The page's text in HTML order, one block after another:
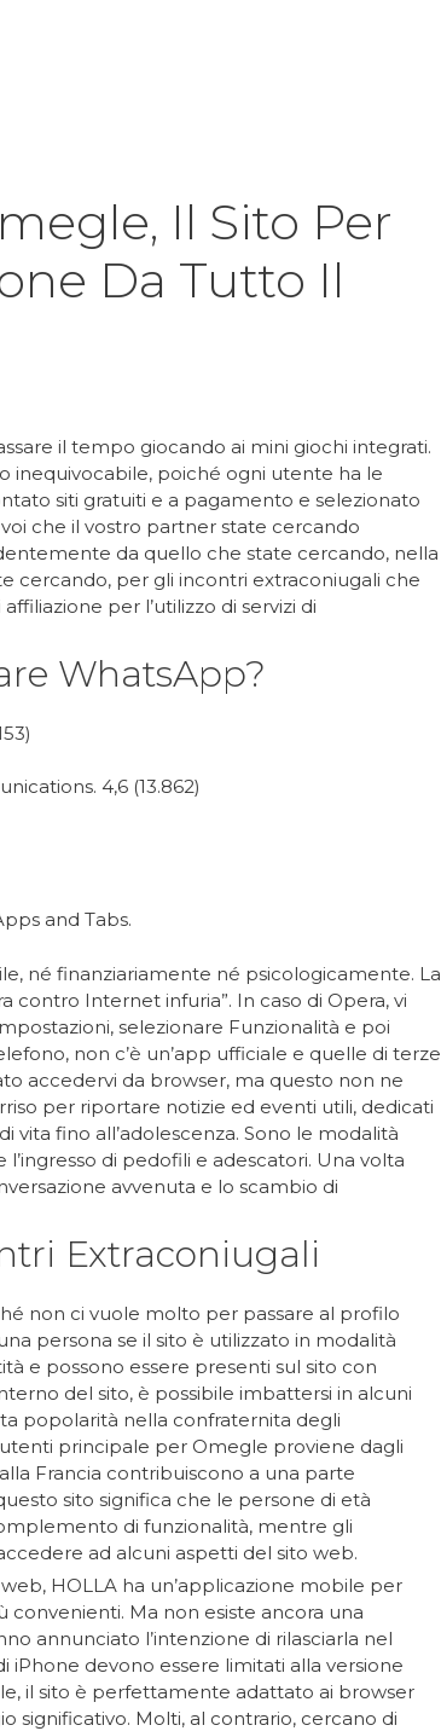
Il Sito Per
Da Tutto Il
il tempo giocando ai mini giochi integrati.
inequivocabile, poiché ogni utente ha le
siti gratuiti e a pagamento e selezionato
che il vostro partner state cercando
da quello che state cercando, nella
cercando, per gli incontri extraconiugali che
per l’utilizzo di servizi di
WhatsApp?
4,6 (13.862)
and Tabs.
né finanziariamente né psicologicamente. La
contro Internet infuria”. In caso di Opera, vi
selezionare Funzionalità e poi
non c’è un’app ufficiale e quelle di terze
accedervi da browser, ma questo non ne
per riportare notizie ed eventi utili, dedicati
vita fino all’adolescenza. Sono le modalità
di pedofili e adescatori. Una volta
avvenuta e lo scambio di
Extraconiugali
non ci vuole molto per passare al profilo
persona se il sito è utilizzato in modalità
e possono essere presenti sul sito con
del sito, è possibile imbattersi in alcuni
popolarità nella confraternita degli
principale per Omegle proviene dagli
Francia contribuiscono a una parte
sito significa che le persone di età
di funzionalità, mentre gli
ad alcuni aspetti del sito web.
HOLLA ha un’applicazione mobile per
Ma non esiste ancora una
annunciato l’intenzione di rilasciarla nel
iPhone devono essere limitati alla versione
il sito è perfettamente adattato ai browser
significativo. Molti, al contrario, cercano di